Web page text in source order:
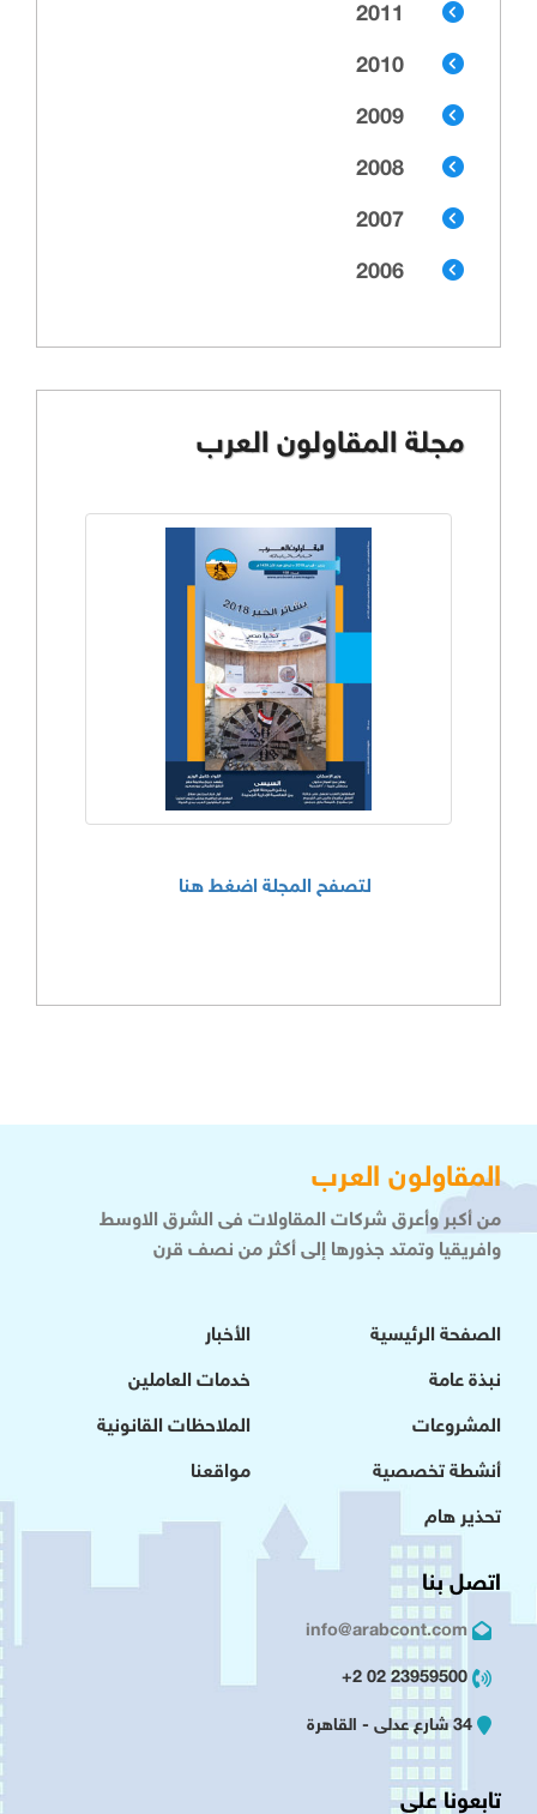
2011
2010
2009
2008
2007
2006
مجلة المقاولون العرب
لتصفح المجلة اضغط هنا
المقاولون العرب
من أكبر وأعرق شركات المقاولات فى الشرق الاوسط
وافريقيا وتمتد جذورها إلى أكثر من نصف قرن
الصفحة الرئيسية
نبذة عامة
المشروعات
أنشطة تخصصية
تحذير هام
الأخبار
خدمات العاملين
الملاحظات القانونية
مواقعنا
اتصل بنا
info@arabcont.com
23959500 02 2+
34 شارع عدلى - القاهرة
تابعونا على